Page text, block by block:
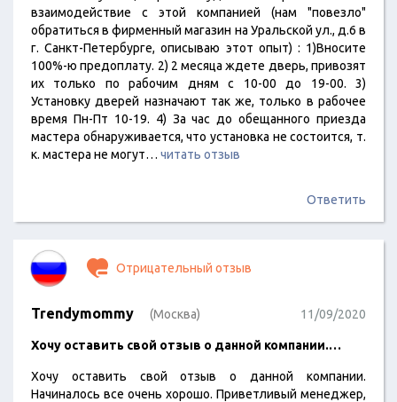
взаимодействие с этой компанией (нам "повезло"
обратиться в фирменный магазин на Уральской ул., д.6 в
г. Санкт-Петербурге, описываю этот опыт) : 1)Вносите
100%-ю предоплату. 2) 2 месяца ждете дверь, привозят
их только по рабочим дням с 10-00 до 19-00. 3)
Установку дверей назначают так же, только в рабочее
время Пн-Пт 10-19. 4) За час до обещанного приезда
мастера обнаруживается, что установка не состоится, т.
к. мастера не могут… читать отзыв
Ответить
Отрицательный отзыв
Trendymommy (Москва) 11/09/2020
Хочу оставить свой отзыв о данной компании.…
Хочу оставить свой отзыв о данной компании.
Начиналось все очень хорошо. Приветливый менеджер,